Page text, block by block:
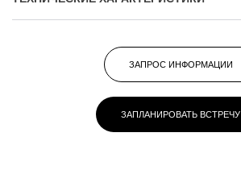
ЗАПРОС ИНФОРМАЦИИ
ЗАПЛАНИРОВАТЬ ВСТРЕЧУ